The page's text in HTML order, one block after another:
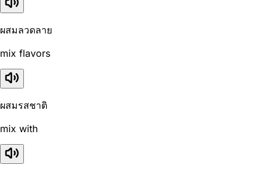
ผสมลวดลาย
mix flavors
ผสมรสชาติ
mix with